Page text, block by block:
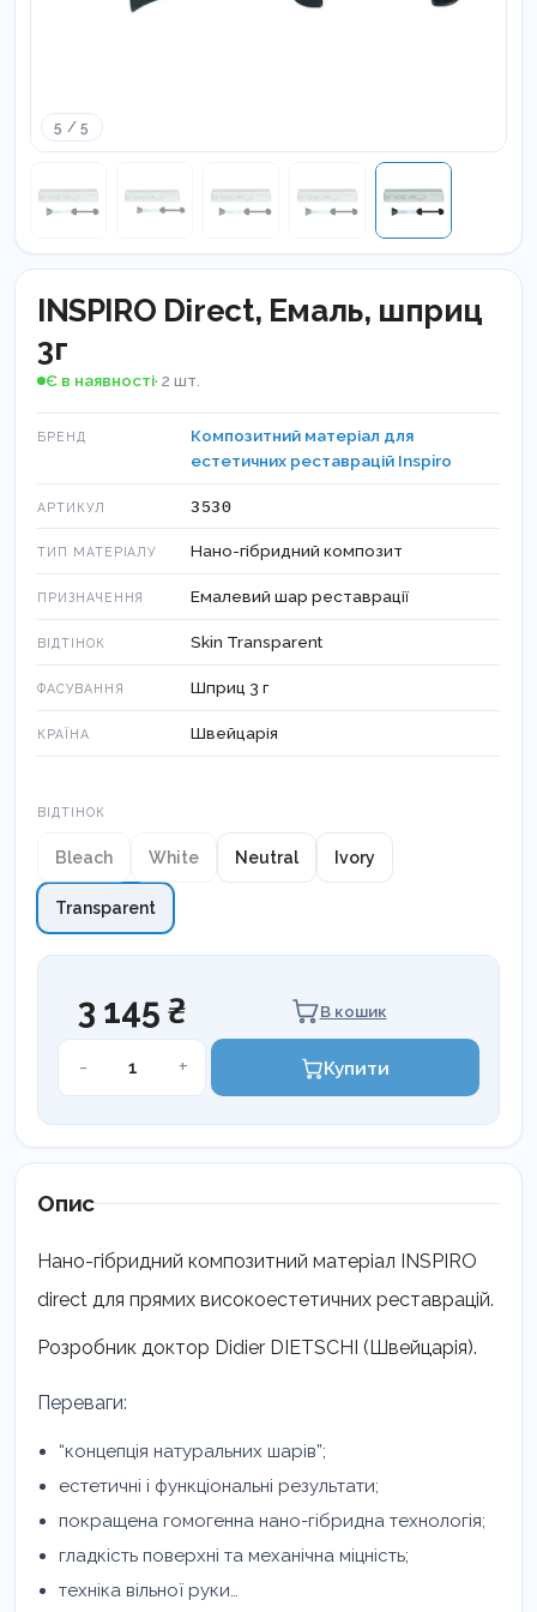
5 / 5
INSPIRO Direct, Емаль, шприц
3г
Є в наявності· 2 шт.
БРЕНД
Композитний матеріал для
естетичних реставрацій Inspiro
АРТИКУЛ 3530
ТИП МАТЕРІАЛУ Нано-гібридний композит
ПРИЗНАЧЕННЯ Емалевий шар реставрації
ВІДТІНОК Skin Transparent
ФАСУВАННЯ Шприц 3 г
КРАЇНА Швейцарія
ВІДТІНОК
Bleach White Neutral Ivory
Transparent
3 145 ₴ В кошик
-
INSPIRO
3г
кількість
+ Купити
Опис
Нано-гібридний композитний матеріал INSPIRO
direct для прямих високоестетичних реставрацій.
Розробник доктор Didier DIETSCHI (Швейцарія).
Переваги:
“концепція натуральних шарів”;
естетичні і функціональні результати;
покращена гомогенна нано-гібридна технологія;
гладкість поверхні та механічна міцність;
техніка вільної руки…